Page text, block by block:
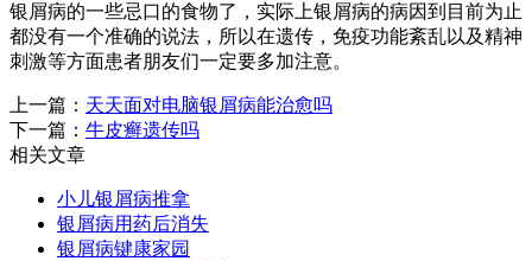
银屑病的一些忌口的食物了，实际上银屑病的病因到目前为止
都没有一个准确的说法，所以在遗传，免疫功能紊乱以及精神
刺激等方面患者朋友们一定要多加注意。
上一篇： 天天面对电脑银屑病能治愈吗
下一篇： 牛皮癣遗传吗
相关文章
小儿银屑病推拿
银屑病用药后消失
银屑病键康家园